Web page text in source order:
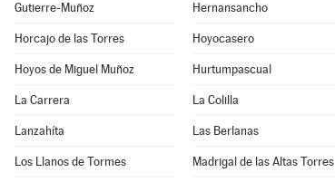
Gutierre-Muñoz Hernansancho
Horcajo de las Torres Hoyocasero
Hoyos de Miguel Muñoz Hurtumpascual
La Carrera La Colilla
Lanzahíta Las Berlanas
Los Llanos de Tormes Madrigal de las Altas Torres